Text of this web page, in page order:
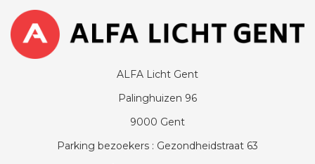
ALFA Licht Gent
Palinghuizen 96
9000 Gent
Parking bezoekers : Gezondheidstraat 63